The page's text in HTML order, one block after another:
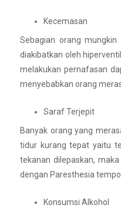
Kecemasan
Sebagian orang
diakibatkan oleh
melakukan pernafasan
menyebabkan orang
Saraf Terjepit
Banyak orang yang
tidur kurang tepat yaitu
tekanan dilepaskan,
dengan Paresthesia
Konsumsi Alkohol